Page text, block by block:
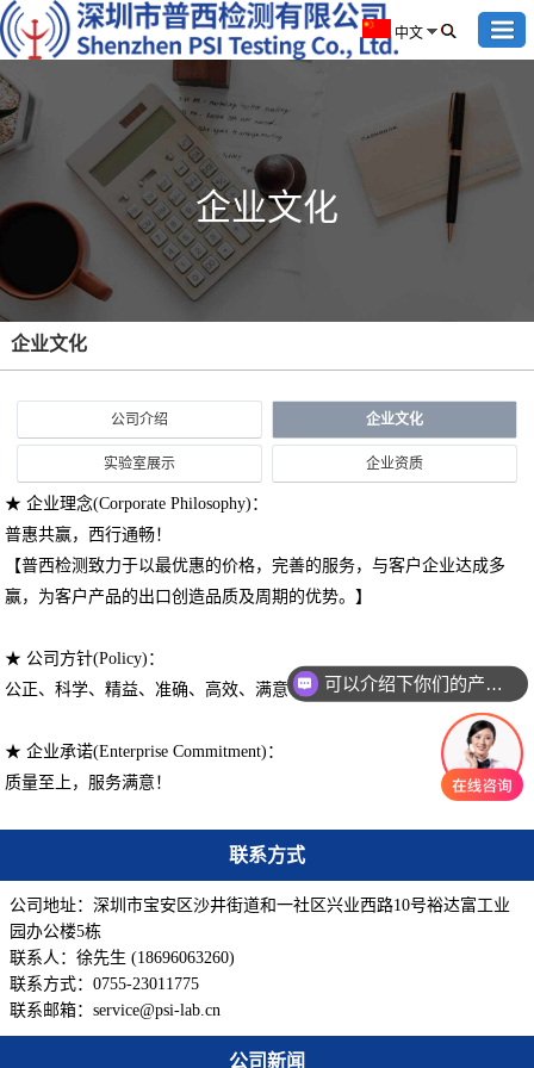
中文
企业文化
企业文化
公司介绍 企业文化
实验室展示 企业资质
★ 企业理念(Corporate Philosophy)：
普惠共赢，西行通畅！
【普西检测致力于以最优惠的价格，完善的服务，与客户企业达成多
赢，为客户产品的出口创造品质及周期的优势。】
★ 公司方针(Policy)：
公正、科学、精益、准确、高效、满意
★ 企业承诺(Enterprise Commitment)：
质量至上，服务满意！
联系方式
公司地址：深圳市宝安区沙井街道和一社区兴业西路10号裕达富工业
园办公楼5栋
联系人：徐先生 (18696063260)
联系方式：0755-23011775
联系邮箱：service@psi-lab.cn
公司新闻
可以介绍下你们的产品么